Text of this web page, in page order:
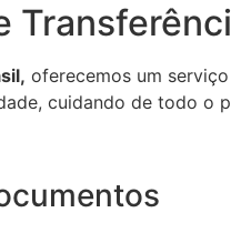
oferecemos um
cuidando de todo o